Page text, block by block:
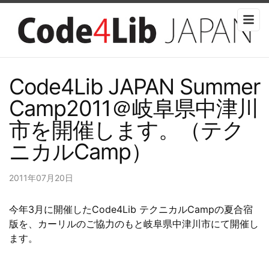
Code4Lib JAPAN Summer
Camp2011＠岐阜県中津川
市を開催します。（テク
ニカルCamp）
2011年07月20日
今年3月に開催したCode4Lib テクニカルCampの夏合宿
版を、カーリルのご協力のもと岐阜県中津川市にて開催し
ます。